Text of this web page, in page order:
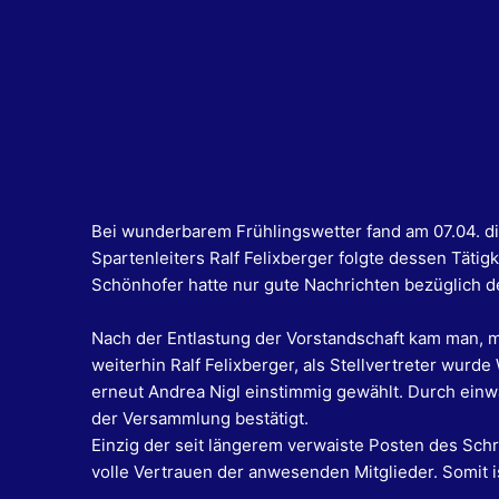
Bei wunderbarem Frühlingswetter fand am 07.04.
Spartenleiters Ralf Felixberger folgte dessen
Schönhofer hatte nur gute Nachrichten bezüglich
Nach der Entlastung der Vorstandschaft kam man,
weiterhin Ralf Felixberger, als Stellvertreter
erneut Andrea Nigl einstimmig gewählt. Durch
der Versammlung bestätigt.
Einzig der seit längerem verwaiste Posten des
volle Vertrauen der anwesenden Mitglieder. Somit